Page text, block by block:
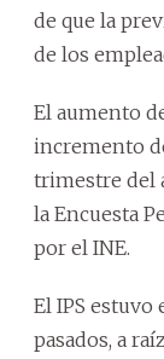
de que la
de los
El aumento
incremento
trimestre del
la Encuesta
por el INE.
El IPS estuvo
pasados, a